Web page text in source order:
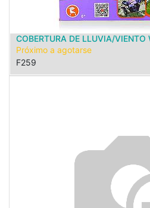
COBERTURA DE LLUVIA/VIENTO
Próximo a agotarse
F259